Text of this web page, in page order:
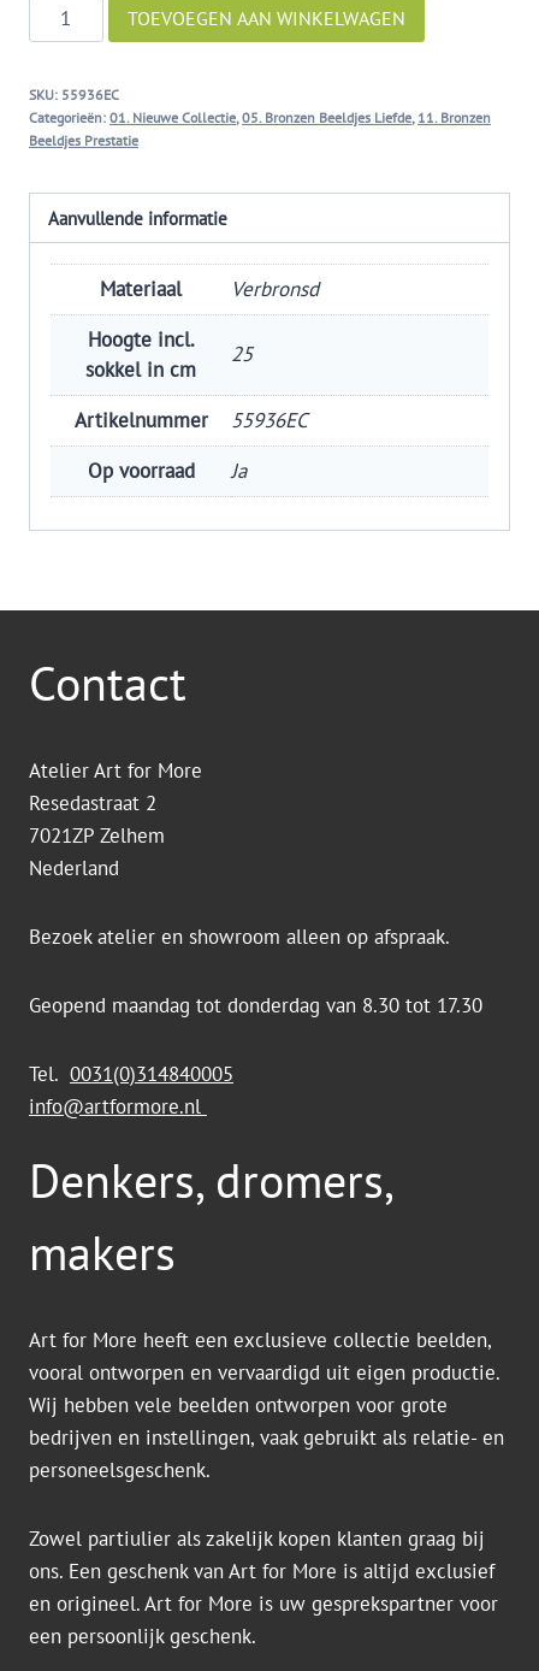
handstand
aantal
TOEVOEGEN AAN WINKELWAGEN
SKU: 55936EC
Categorieën: 01. Nieuwe Collectie,05. Bronzen Beeldjes Liefde, 11. Bronzen
Beeldjes Prestatie
Aanvullende informatie
Materiaal
Verbronsd
Hoogte incl.
sokkel in cm
25
Artikelnummer
55936EC
Op voorraad
Ja
Contact
Atelier Art for More
Resedastraat 2
7021ZP Zelhem
Nederland
Bezoek atelier en showroom alleen op afspraak.
Geopend maandag tot donderdag van 8.30 tot 17.30
Tel. 0031(0)314840005
info@artformore.nl
Denkers, dromers,
makers
Art for More heeft een exclusieve collectie beelden,
vooral ontworpen en vervaardigd uit eigen productie.
Wij hebben vele beelden ontworpen voor grote
bedrijven en instellingen, vaak gebruikt als relatie- en
personeelsgeschenk.
Zowel partiulier als zakelijk kopen klanten graag bij
ons. Een geschenk van Art for More is altijd exclusief
en origineel. Art for More is uw gesprekspartner voor
een persoonlijk geschenk.